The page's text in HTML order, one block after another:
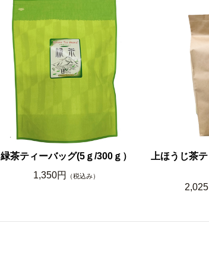
緑茶ティーバッグ(5ｇ/300ｇ）
1,350円
（税込み）
上ほうじ茶
2,025